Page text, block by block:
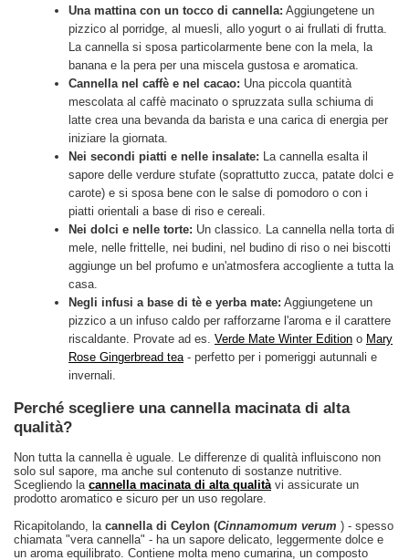
Una mattina con un tocco di cannella: Aggiungetene un
pizzico al porridge, al muesli, allo yogurt o ai frullati di frutta.
La cannella si sposa particolarmente bene con la mela, la
banana e la pera per una miscela gustosa e aromatica.
Cannella nel caffè e nel cacao: Una piccola quantità
mescolata al caffè macinato o spruzzata sulla schiuma di
latte crea una bevanda da barista e una carica di energia per
iniziare la giornata.
Nei secondi piatti e nelle insalate: La cannella esalta il
sapore delle verdure stufate (soprattutto zucca, patate dolci e
carote) e si sposa bene con le salse di pomodoro o con i
piatti orientali a base di riso e cereali.
Nei dolci e nelle torte: Un classico. La cannella nella torta di
mele, nelle frittelle, nei budini, nel budino di riso o nei biscotti
aggiunge un bel profumo e un'atmosfera accogliente a tutta la
casa.
Negli infusi a base di tè e yerba mate: Aggiungetene un
pizzico a un infuso caldo per rafforzarne l'aroma e il carattere
riscaldante. Provate ad es. Verde Mate Winter Edition o Mary
Rose Gingerbread tea- perfetto per i pomeriggi autunnali e
invernali.
Perché scegliere una cannella macinata di alta
qualità?
Non tutta la cannella è uguale. Le differenze di qualità influiscono non
solo sul sapore, ma anche sul contenuto di sostanze nutritive.
Scegliendo la cannella macinata di alta qualitàvi assicurate un
prodotto aromatico e sicuro per un uso regolare.
Ricapitolando, la cannella di Ceylon (Cinnamomum verum ) - spesso
chiamata "vera cannella" - ha un sapore delicato, leggermente dolce e
un aroma equilibrato. Contiene molta meno cumarina, un composto